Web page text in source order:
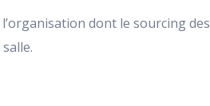
dont le sourcing des